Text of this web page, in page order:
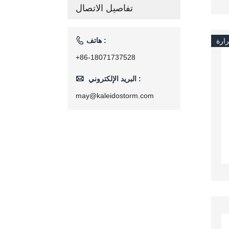
منزلية 110
تفاصيل الاتصال
 هاتف :
+86-18071737528
 البريد الإلكتروني :
may@kaleidostorm.com